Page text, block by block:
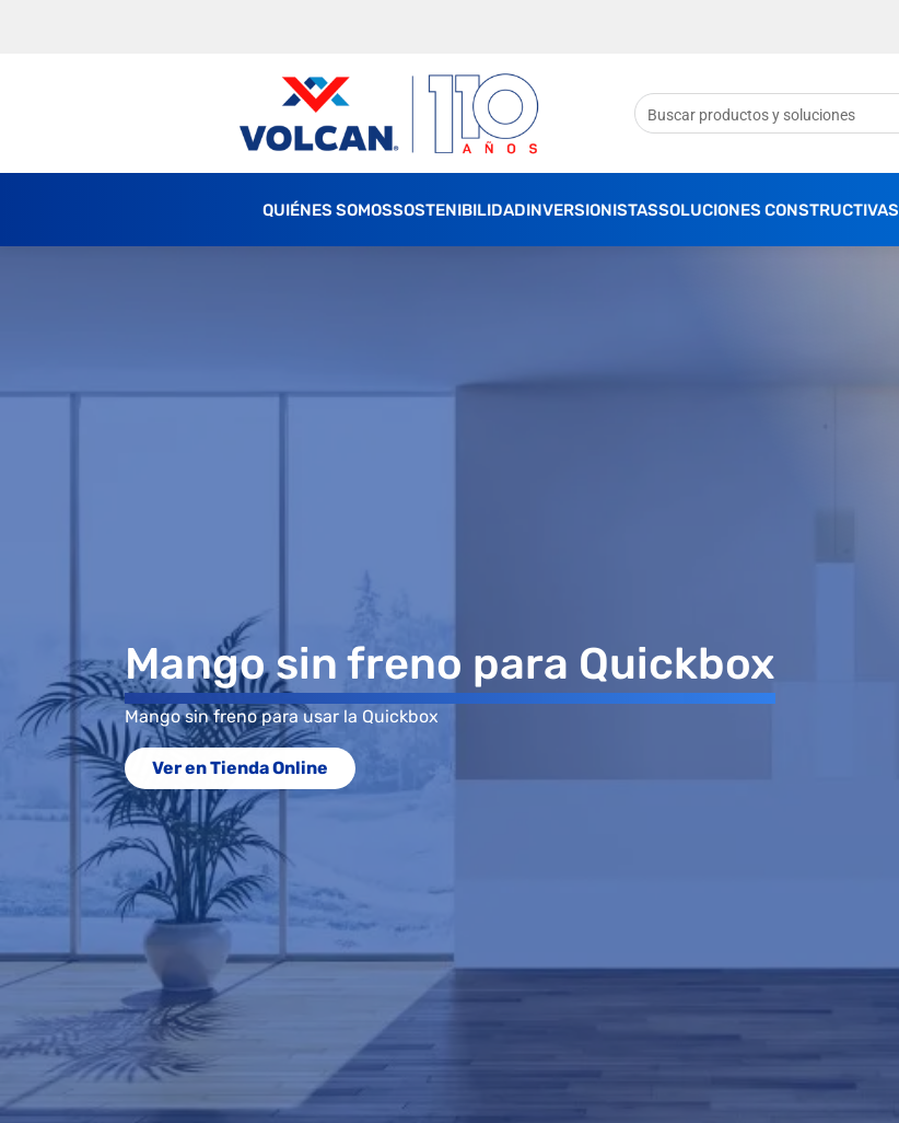
QUIÉNES SOMOSSOSTENIBILIDADINVERSIONISTASSOLUCIONES CONSTRUCTIVAS
Mango sin freno para Quickbox
Mango sin freno para usar la Quickbox
Ver en Tienda Online